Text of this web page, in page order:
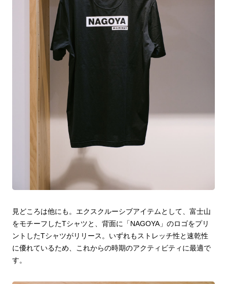
見どころは他にも。エクスクルーシブアイテムとして、富士山
をモチーフしたTシャツと、背面に「NAGOYA」のロゴをプリ
ントしたTシャツがリリース。いずれもストレッチ性と速乾性
に優れているため、これからの時期のアクティビティに最適で
す。